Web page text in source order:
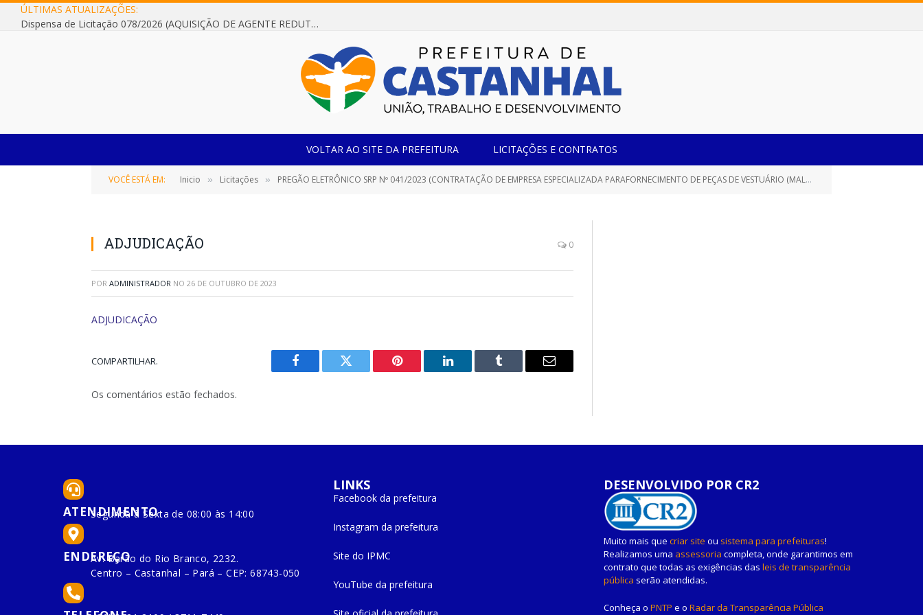
ÚLTIMAS ATUALIZAÇÕES:
Dispensa de Licitação 078/2026 (AQUISIÇÃO DE AGENTE REDUTOR LÍQUIDO AUTOMOTIVO – ARLA 32, PARA ATENDER A FROTA OFICIAL DE VEÍCULOS DA SECRETARIA MUNICIPAL DE EDUCAÇÃO DO MUNICÍPIO DE CASTANHAL/PA)
VOLTAR AO SITE DA PREFEITURA LICITAÇÕES E CONTRATOS
VOCÊ ESTÁ EM: Inicio » Licitações » PREGÃO ELETRÔNICO SRP Nº 041/2023 (CONTRATAÇÃO DE EMPRESA ESPECIALIZADA PARAFORNECIMENTO DE PEÇAS DE VESTUÁRIO (MALHARIA), DESTINADO A ATENDER AS NECESSIDADES DAS DIVERSAS SECRETARIAS/FUNDOS MUNICIPAIS, BEM COMO, O INSTITUTO DE PREVIDÊNCIA DESTE MUNICÍPIO DE CASTANHAL/PARÁ, POR UM PERÍODO DE 12 (DOZE) MESES)
ADJUDICAÇÃO 0
POR ADMINISTRADOR NO 26 DE OUTUBRO DE 2023
ADJUDICAÇÃO
COMPARTILHAR.
Facebook Twitter Pinterest
O
Tumblr
E-
Os comentários estão fechados.
ATENDIMENTO
Segunda à Sexta de 08:00 às 14:00
ENDEREÇO
Av. Barão do Rio Branco, 2232.
Centro – Castanhal – Pará – CEP: 68743-050
LINKS
Facebook da prefeitura
Instagram da prefeitura
Site do IPMC
YouTube da prefeitura
DESENVOLVIDO POR CR2
Muito mais que criar site ou sistema para prefeituras!
Realizamos uma assessoria completa, onde garantimos em
contrato que todas as exigências das leis de transparência
pública serão atendidas.
Conheça o PNTP e o Radar da Transparência Pública